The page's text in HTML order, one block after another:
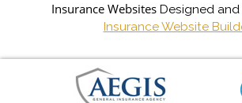
Insurance Websites Designed
Insurance Website